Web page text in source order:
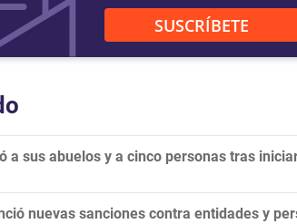
SUSCRÍBETE
a sus abuelos y a cinco personas tras
nuevas sanciones contra entidades y